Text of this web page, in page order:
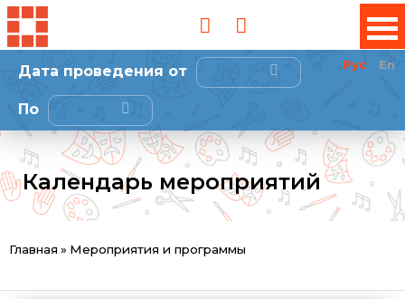
Рус En
Дата проведения от
По
Дата
Календарь мероприятий
Вы
здесь
Главная » Мероприятия и программы